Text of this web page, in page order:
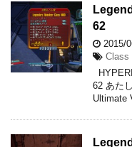
62
2015/
Class
62 あた
Ultimate